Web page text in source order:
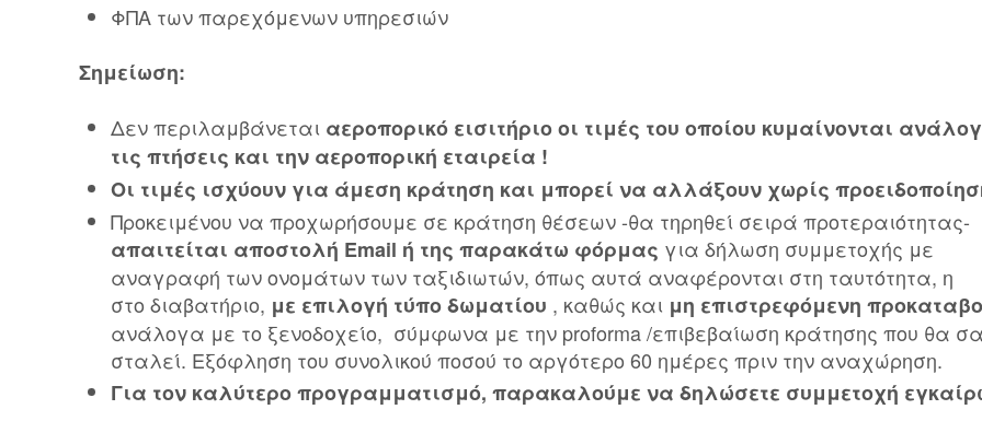
ΦΠΑ των παρεχόμενων υπηρεσιών
Σημείωση:
Δεν περιλαμβάνεται αεροπορικό εισιτήριο οι τιμές του οποίου κυμαίνονται
τις πτήσεις και την αεροπορική εταιρεία !
Οι τιμές ισχύουν για άμεση κράτηση και μπορεί να αλλάξουν χωρίς
Προκειμένου να προχωρήσουμε σε κράτηση θέσεων -θα τηρηθεί σειρά προτεραιότητας-
απαιτείται αποστολή Email ή της παρακάτω φόρμας για δήλωση συμμετοχής με
αναγραφή των ονομάτων των ταξιδιωτών, όπως αυτά αναφέρονται στη ταυτότητα, η
στο διαβατήριο, με επιλογή τύπο δωματίου , καθώς και μη επιστρεφόμενη
ανάλογα με το ξενοδοχείο, σύμφωνα με την proforma /επιβεβαίωση κράτησης που θα
σταλεί. Eξόφληση του συνολικού ποσού το αργότερο 60 ημέρες πριν την αναχώρηση.
Για τον καλύτερο προγραμματισμό, παρακαλούμε να δηλώσετε συμμετοχή